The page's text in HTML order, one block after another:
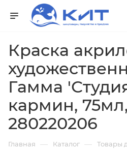
Краска
Гамма
кармин, 75мл,
280220206
Главная — Каталог — Товары